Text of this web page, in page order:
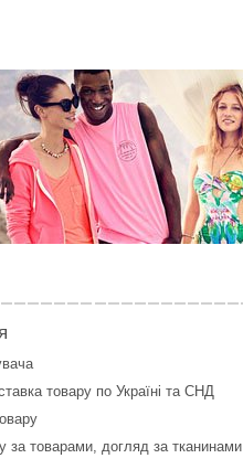
товару по Україні та СНД
за товарами, догляд за тканинами